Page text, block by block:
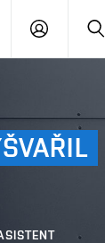
PŘIHLÁSIT